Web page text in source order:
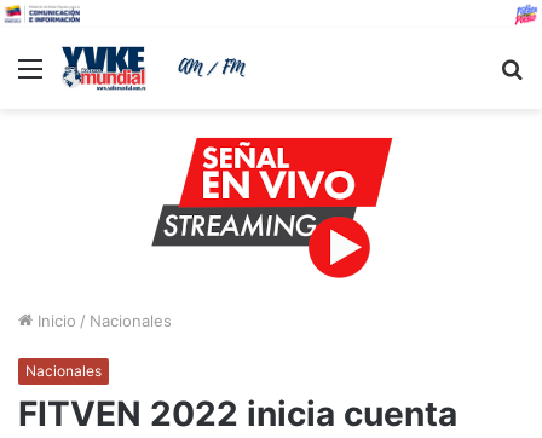
Menu
Inicio / Nacionales
Nacionales
FITVEN 2022 inicia cuenta